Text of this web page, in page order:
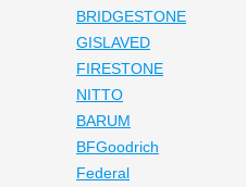
BRIDGESTONE
GISLAVED
FIRESTONE
NITTO
BARUM
BFGoodrich
Federal